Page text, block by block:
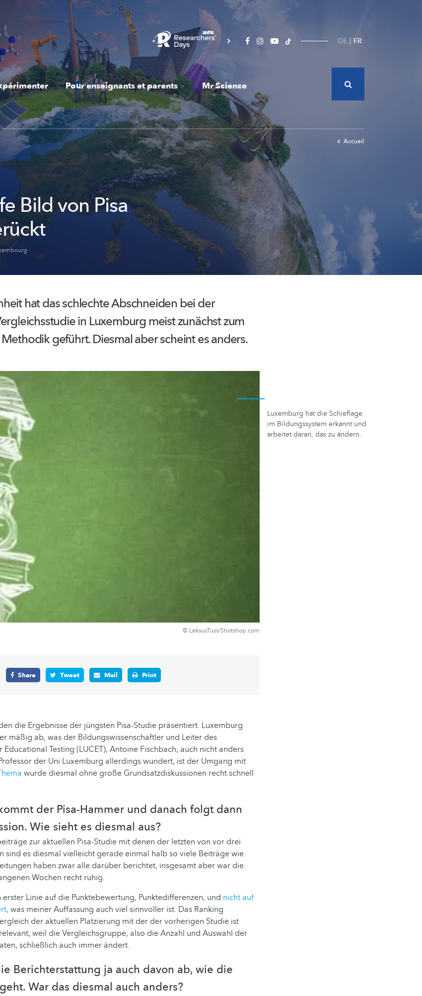
DE FR
Pour enseignants et parents Mr Science
Accueil
Bild von Pisa
hat das schlechte Abschneiden bei der
in Luxemburg meist zunächst zum
geführt. Diesmal aber scheint es anders.
© LeksusTuss/Shotshop.com
Luxemburg hat die Schieflage
im Bildungssystem erkannt und
arbeitet daran, das zu ändern.
Share Tweet Mail Print
die Ergebnisse der jüngsten Pisa-Studie präsentiert. Luxemburg
mäßig ab, was der Bildungswissenschaftler und Leiter des
Testing (LUCET), Antoine Fischbach, auch nicht anders
der Uni Luxemburg allerdings wundert, ist der Umgang mit
wurde diesmal ohne große Grundsatzdiskussionen recht schnell
der Pisa-Hammer und danach folgt dann
Wie sieht es diesmal aus?
zur aktuellen Pisa-Studie mit denen der letzten von vor drei
sind es diesmal vielleicht gerade einmal halb so viele Beiträge wie
haben zwar alle darüber berichtet, insgesamt aber war die
Wochen recht ruhig.
Linie auf die Punktebewertung, Punktedifferenzen, und nicht auf
, was meiner Auffassung auch viel sinnvoller ist. Das Ranking
der aktuellen Platzierung mit der der vorherigen Studie ist
weil die Vergleichsgruppe, also die Anzahl und Auswahl der
schließlich auch immer ändert.
Berichterstattung ja auch davon ab, wie die
War das diesmal auch anders?